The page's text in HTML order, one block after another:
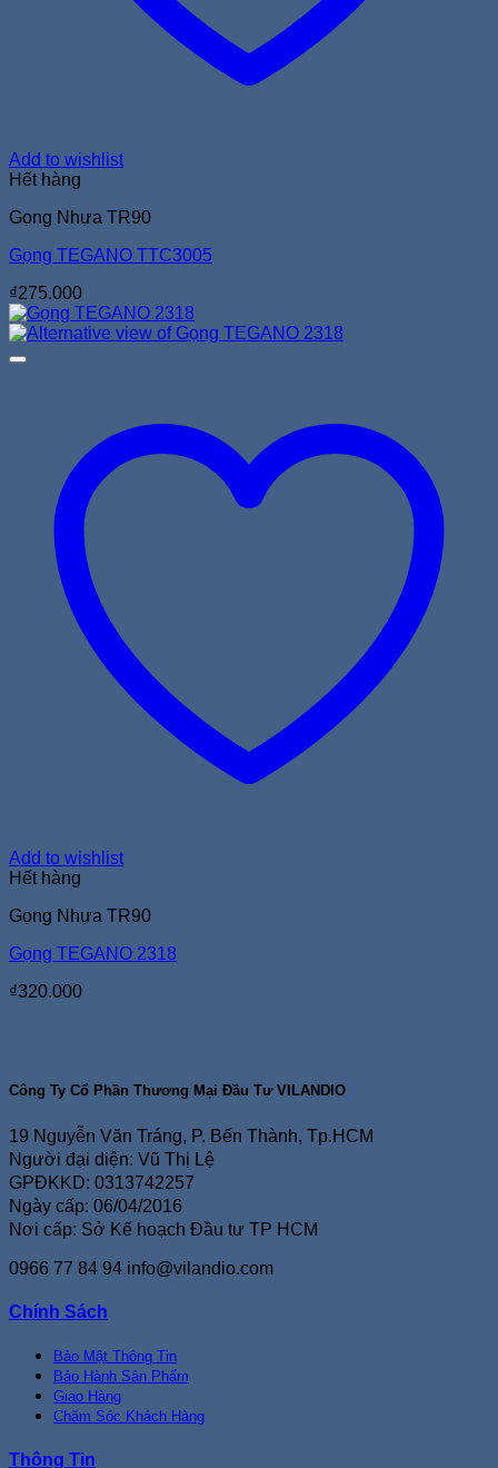
Add to wishlist
Hết hàng
Gọng Nhựa TR90
Gọng TEGANO TTC3005
₫275.000
Add to wishlist
Hết hàng
Gọng Nhựa TR90
Gọng TEGANO 2318
₫320.000
Công Ty Cổ Phần Thương Mại Đầu Tư VILANDIO
19 Nguyễn Văn Tráng, P. Bến Thành, Tp.HCM
Người đại diện: Vũ Thị Lệ
GPĐKKD: 0313742257
Ngày cấp: 06/04/2016
Nơi cấp: Sở Kế hoạch Đầu tư TP HCM
0966 77 84 94 info@vilandio.com
Chính Sách
Bảo Mật Thông Tin
Bảo Hành Sản Phẩm
Giao Hàng
Chăm Sóc Khách Hàng
Thông Tin